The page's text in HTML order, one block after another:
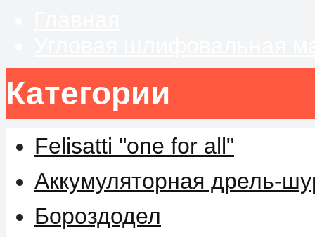
Категории
Felisatti "one for all"
Аккумуляторная дрель-
Бороздодел